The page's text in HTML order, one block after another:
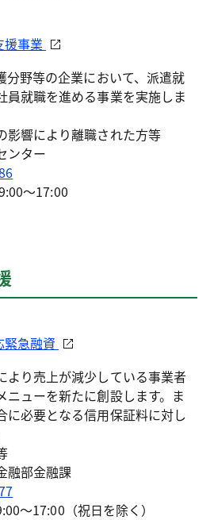
援事業
野等の企業において、派遣就
員就職を進める事業を実施しま
影響により離職された方等
ンター
～17:00
緊急融資
より売上が減少している事業者
ニューを新たに創設します。ま
に必要となる信用保証料に対し
融部金融課
～17:00（祝日を除く）